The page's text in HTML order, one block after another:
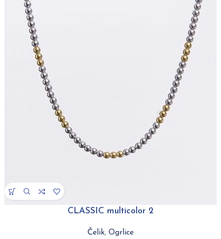
CLASSIC multicolor 2
Čelik, Ogrlice